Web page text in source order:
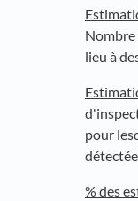
lieu à
pour
% des